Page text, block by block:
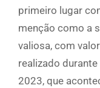
primeiro lugar
menção como a
valiosa, com
realizado
2023, que